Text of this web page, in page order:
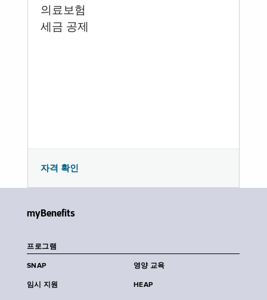
의료보험
세금 공제
자격 확인
myBenefits
프로그램
SNAP 영양 교육
임시 지원 HEAP